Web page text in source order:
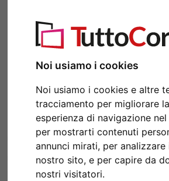
Noi usiamo i cookies
Noi usiamo i cookies e altre
tracciamento per migliorare
esperienza di navigazione
per mostrarti contenuti
annunci mirati, per
nostro sito, e per capire da
nostri visitatori.
Indietro